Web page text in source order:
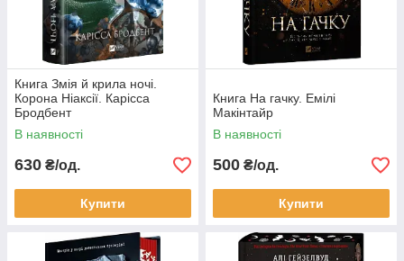
Книга Змія й крила ночі.
Корона Ніаксії. Карісса
Бродбент
В наявності
630 ₴/од.
Купити
Книга На гачку. Емілі
Макінтайр
В наявності
500 ₴/од.
Купити